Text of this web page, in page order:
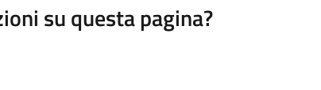
su questa pagina?